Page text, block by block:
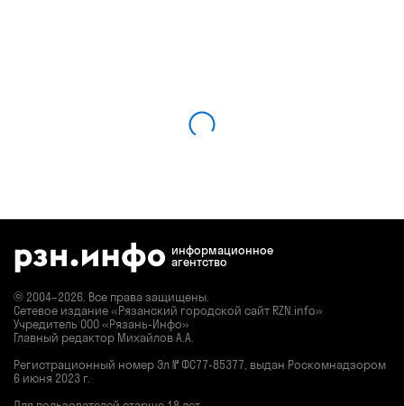
информационное
агентство
© 2004–2026. Все права защищены.
Сетевое издание «Рязанский городской сайт RZN.info»
Учредитель ООО «Рязань-Инфо»
Главный редактор Михайлов А.А.
Регистрационный номер Эл № ФС77-85377, выдан Роскомнадзором
6 июня 2023 г.